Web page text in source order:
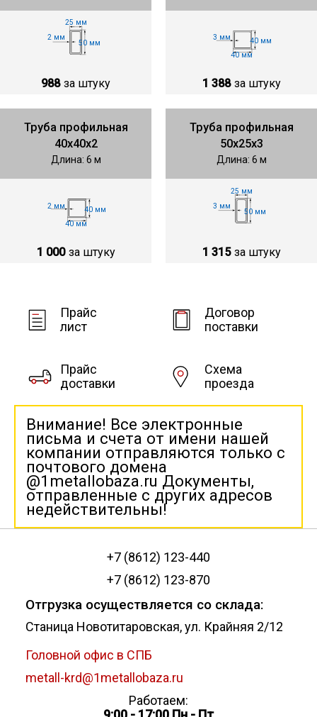
2 мм
50 мм
25 мм
988 за штуку
3 мм
40 мм
40 мм
1 388 за штуку
Труба профильная
40х40х2
Длина: 6 м
2 мм
40 мм
40 мм
1 000 за штуку
Труба профильная
50х25х3
Длина: 6 м
3 мм
50 мм
25 мм
1 315 за штуку
Прайс
лист
Договор
поставки
Прайс
доставки
Схема
проезда
Внимание! Все электронные
письма и счета от имени нашей
компании отправляются только с
почтового домена
@1metallobaza.ru Документы,
отправленные с других адресов
недействительны!
+7 (8612) 123-440
+7 (8612) 123-870
Отгрузка осуществляется со склада:
Станица Новотитаровская, ул. Крайняя 2/12
Головной офис в СПБ
metall-krd@1metallobaza.ru
Работаем: